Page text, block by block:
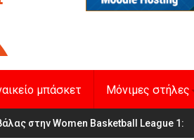
μπάσκετ Μόνιμες στήλες
στην Women Basketball League 1 :
η Εθνική Γυναικών: